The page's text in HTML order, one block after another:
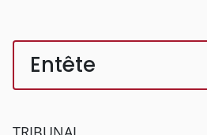
Entête